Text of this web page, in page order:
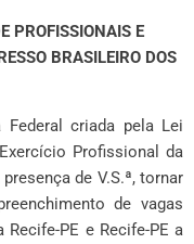
PROFISSIONAIS E
BRASILEIRO DOS
Federal criada pela Lei
Profissional da
de V.S.ª, tornar
de vagas
PE e Recife-PE a